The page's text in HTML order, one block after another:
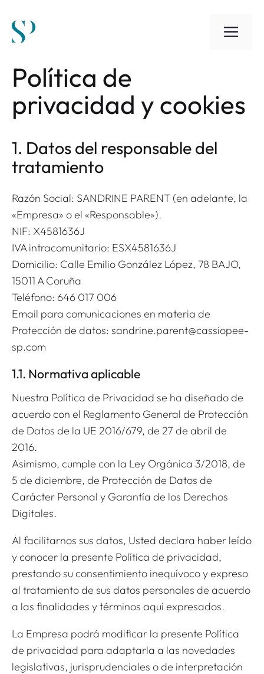
contenido
Política de
privacidad y cookies
1. Datos del responsable del
tratamiento
Razón Social: SANDRINE PARENT (en adelante, la
«Empresa» o el «Responsable»).
NIF: X4581636J
IVA intracomunitario: ESX4581636J
Domicilio: Calle Emilio González López, 78 BAJO,
15011 A Coruña
Teléfono: 646 017 006
Email para comunicaciones en materia de
Protección de datos: sandrine.parent@cassiopee-
sp.com
1.1. Normativa aplicable
Nuestra Política de Privacidad se ha diseñado de
acuerdo con el Reglamento General de Protección
de Datos de la UE 2016/679, de 27 de abril de
2016.
Asimismo, cumple con la Ley Orgánica 3/2018, de
5 de diciembre, de Protección de Datos de
Carácter Personal y Garantía de los Derechos
Digitales.
Al facilitarnos sus datos, Usted declara haber leído
y conocer la presente Política de privacidad,
prestando su consentimiento inequívoco y expreso
al tratamiento de sus datos personales de acuerdo
a las finalidades y términos aquí expresados.
La Empresa podrá modificar la presente Política
de privacidad para adaptarla a las novedades
legislativas, jurisprudenciales o de interpretación